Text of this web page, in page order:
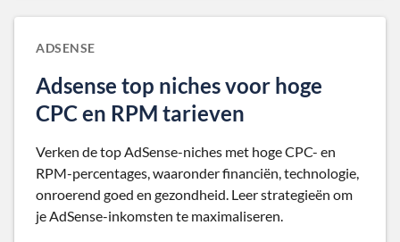
ADSENSE
Adsense top niches voor hoge
CPC en RPM tarieven
Verken de top AdSense-niches met hoge CPC- en
RPM-percentages, waaronder financiën, technologie,
onroerend goed en gezondheid. Leer strategieën om
je AdSense-inkomsten te maximaliseren.